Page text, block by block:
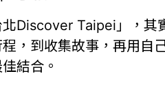
Discover Taipei」，
，到收集故事，再用自
結合。